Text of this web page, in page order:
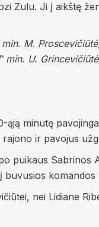
Zulu. Ji į aikštę
M.
min. U.
ąją minutę
ir pavojus
puikaus Sabrinos
buvusios komandos
nei Lidiane